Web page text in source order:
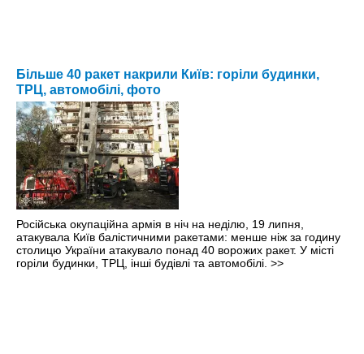
Більше 40 ракет накрили Київ: горіли будинки,
ТРЦ, автомобілі, фото
Російська окупаційна армія в ніч на неділю, 19 липня,
атакувала Київ балістичними ракетами: менше ніж за годину
столицю України атакувало понад 40 ворожих ракет. У місті
горіли будинки, ТРЦ, інші будівлі та автомобілі. >>